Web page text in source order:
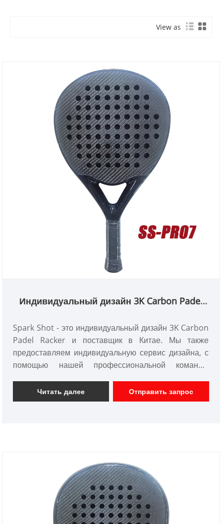
View as
Индивидуальный дизайн 3K Carbon Padel
Spark Shot - это индивидуальный дизайн 3K Carbon
Padel Racker и поставщик в Китае. Мы также
предоставляем индивидуальную сервис дизайна, с
помощью нашей профессиональной команды
лучшие условия и EVA в соответствии с вашими
требованиями.
Читать далее Отправить запрос